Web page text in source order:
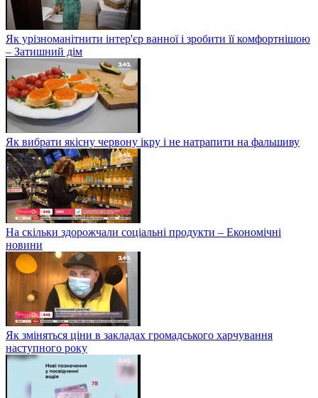
Як урізноманітнити інтер'єр ванної і зробити її комфортнішою
– Затишний дім
Як вибрати якісну червону ікру і не натрапити на фальшиву
На скільки здорожчали соціальні продукти – Економічні
новини
Як зміняться ціни в закладах громадського харчування
наступного року